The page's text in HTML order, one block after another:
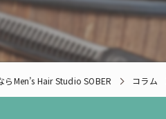
Men’s Hair Studio SOBER コラム